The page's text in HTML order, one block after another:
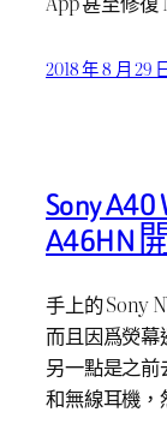
2018 年 8 月 29
Sony
A46HN
手上的 Sony
而且因爲熒幕
另一點是之前
和無線耳機